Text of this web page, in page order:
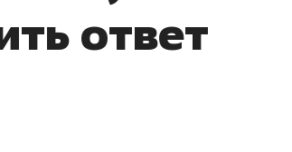
ответ
запросах мастеров
налогах и развитии без